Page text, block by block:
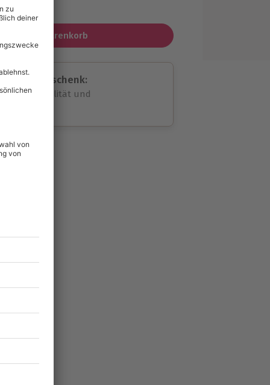
In den Warenkorb
Geschenk:
volle Flexibilität und
°P